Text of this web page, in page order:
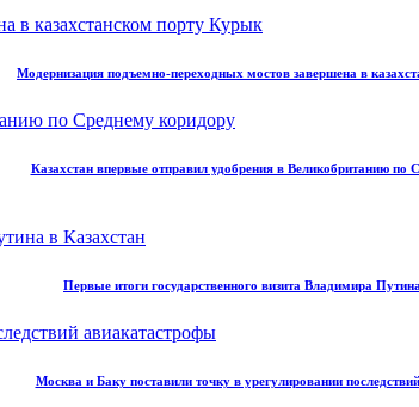
Модернизация подъемно-переходных мостов завершена в
Казахстан впервые отправил удобрения в Великобританию по
Первые итоги государственного визита Владимира
Москва и Баку поставили точку в урегулировании